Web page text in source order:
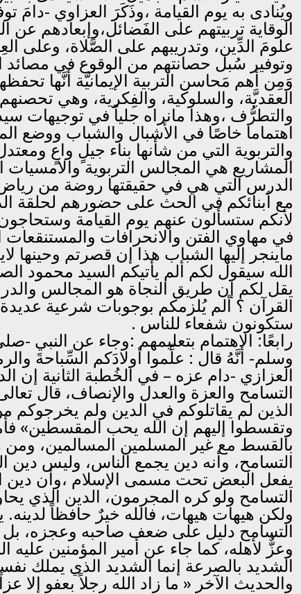
ويُنادى به يوم القيامة ،وذَكَرَ العزاوي -دامَ
الوقاية تربيتهم على الفَضائل،وإبعادهم عن
علومَ الدِّين، وتدريبهم على الصَّلاة، وعلى
وتوفير سُبل حصانتهم من الوقوع في مصائد
وَمِن أهم مَحاسن التربية الإيمانيَّة أنَّها
العقديَّة، والسلوكية، والفِكرية، وهي
والتطرُّف ،وهذا مانراه جلياً في توجيهات
اهتماما خاصًا في الأشبال والشباب ووضع
والتربوية التي من شأنها بناء جيلٍ واعٍ
المشاريع هي المجالس التربوية والامسيات
الدرس التي هي في حقيقتها روضة من رياض
مع أبنائكم في الحث على حضورهم لحلقة
لأنكم ستسألون عنهم يوم القيامة وستحاجون
في مهاوي الفتن والانحرافات والمستنقعات
ماينجر إليها الشباب هذا إن قصرتم وحينها
الله سيقول لكم ألم يأتيكم السيد محمود
يقل لكم إن طريق النجاة هو المجالس
القرآن ؟ ألم يُلزمكم بوجوبات شرعية
ستكونون شفعاء للناس .
رابعًا: الاهتمام بتعليمهم :وجاء عن النبي -
وسلم- أنَّهُ قال : علِّموا أولادَكم السِّباحةَ
العزازي -دام عزه – في الخُطبة الثانية إن
التسامح والعزة والعدل والإنصاف، قال
الذين لم يقاتلوكم في الدين ولم يخرجوكم
وتقسطوا إليهم إن الله يحب المقسطين»
بالقسط مع غير المسلمين المسالمين، ومن
التسامح، وأنه دين يجمع الناس، وليس دين
يفعل البعض تحت مسمى الإسلام ،وأن دين
التسامح ولو كره المجرمون، الدين الذي
ولكن هيهات هيهات، فالله خيرٌ حافظاً
التسامح دليل على ضعف صاحبه وعجزه، بل
وعزٌّ لأهله، كما جاء عن أمير المؤمنين عليه
الشديد بالصرعة إنما الشديد الذي يملك
والحديث الآخر « ما زاد الله رجلاً بعفو إلا